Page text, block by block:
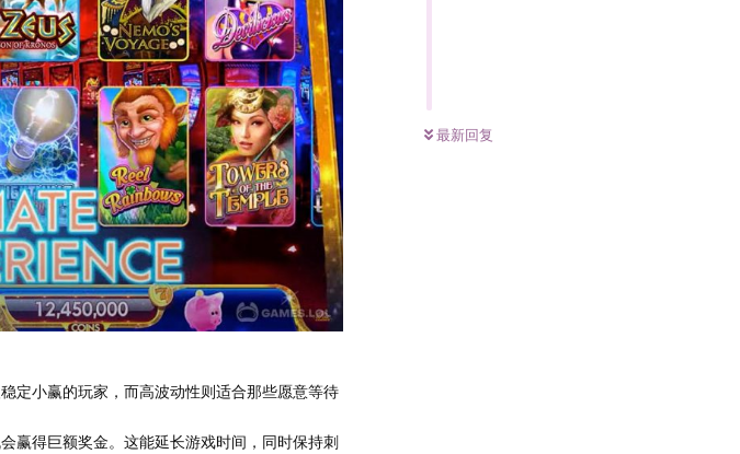
最新回复
定小赢的玩家，而高波动性则适合那些愿意等待
赢得巨额奖金。这能延长游戏时间，同时保持刺